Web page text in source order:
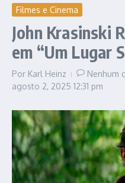
Filmes e Cinema
John Krasinski
em “Um Lugar
Por Karl Heinz
Nenhum
agosto 2, 2025 12:31 pm